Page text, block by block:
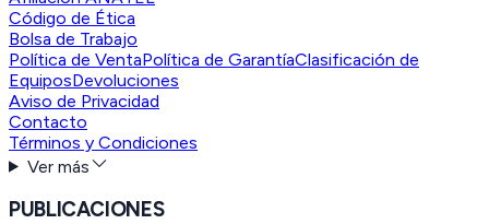
Código de Ética
Bolsa de Trabajo
Política de VentaPolítica de GarantíaClasificación de
EquiposDevoluciones
Aviso de Privacidad
Contacto
Términos y Condiciones
Ver más
PUBLICACIONES